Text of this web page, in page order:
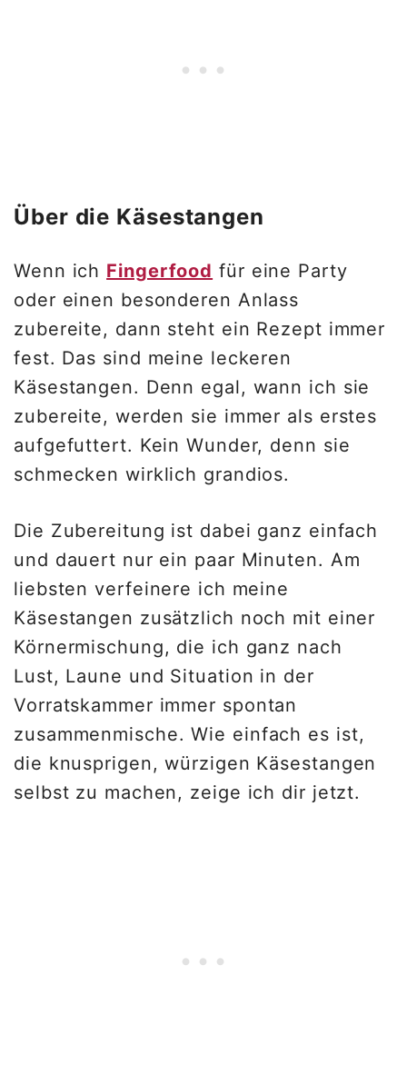
Über die Käsestangen
Wenn ich Fingerfood für eine Party
oder einen besonderen Anlass
zubereite, dann steht ein Rezept immer
fest. Das sind meine leckeren
Käsestangen. Denn egal, wann ich sie
zubereite, werden sie immer als erstes
aufgefuttert. Kein Wunder, denn sie
schmecken wirklich grandios.
Die Zubereitung ist dabei ganz einfach
und dauert nur ein paar Minuten. Am
liebsten verfeinere ich meine
Käsestangen zusätzlich noch mit einer
Körnermischung, die ich ganz nach
Lust, Laune und Situation in der
Vorratskammer immer spontan
zusammenmische. Wie einfach es ist,
die knusprigen, würzigen Käsestangen
selbst zu machen, zeige ich dir jetzt.